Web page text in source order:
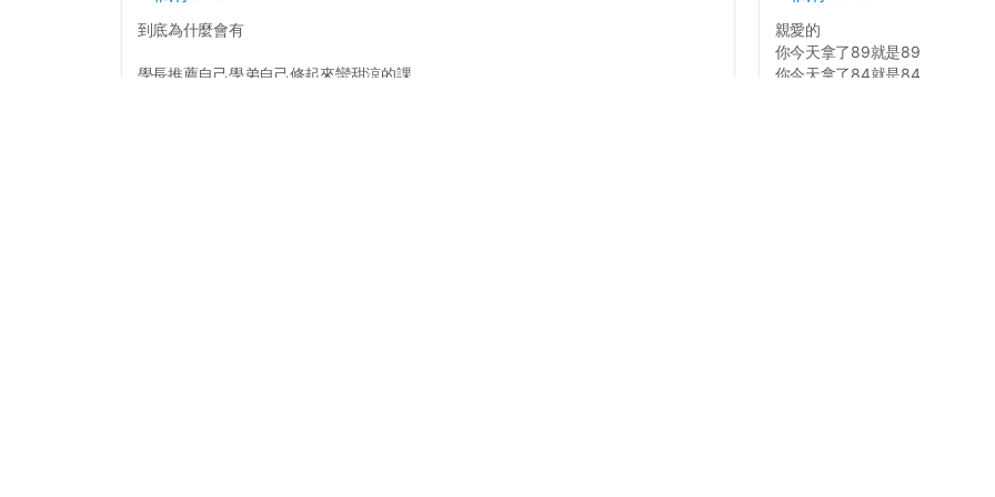
到底為什麼會有
學長推薦自己學弟自己修起來蠻甜涼的課
親愛的
你今天拿了89就是89
你今天拿了84就是84